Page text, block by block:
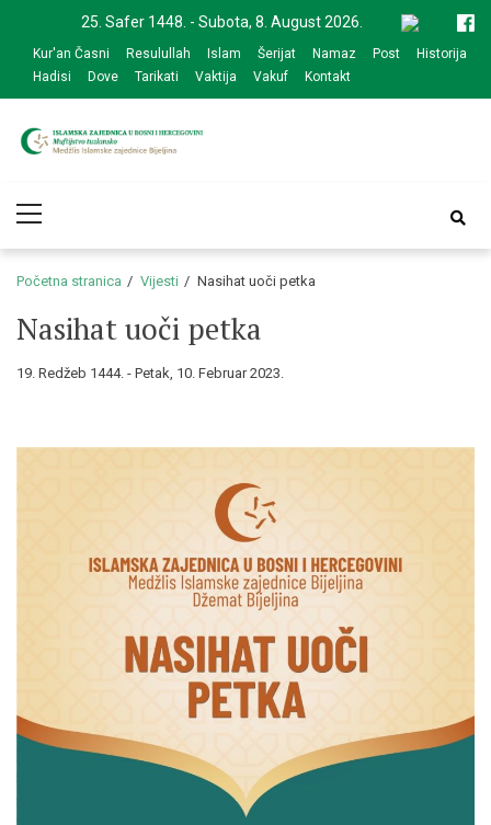
navigation
content
25. Safer 1448. - Subota, 8. August 2026.
Kur'an Časni Resulullah Islam Šerijat Namaz Post
Historija
Hadisi
Dove Tarikati Vaktija Vakuf Kontakt
zajednice Bijeljina
Menu
Početna stranica Vijesti Nasihat uoči petka
Nasihat uoči petka
19. Redžeb 1444. - Petak, 10. Februar 2023.